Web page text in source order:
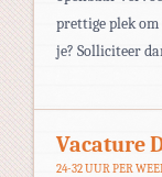
prettige plek
je? Solliciteer
Vacature
24-32 UUR PER